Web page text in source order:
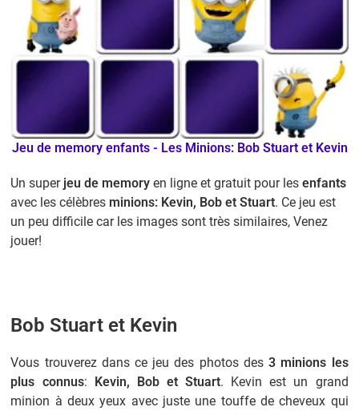
Jeu de memoryenfants - Les Minions: Bob Stuart et Kevin
Un super jeu de memory en ligne et gratuit pour lesenfants
avec les célèbres minions: Kevin, Bob et Stuart. Ce jeu est
un peu difficile car les images sont très similaires, Venez
jouer!
Bob Stuart et Kevin
Vous trouverez dans ce jeu des photos des3 minions les
plus connus: Kevin, Bob et Stuart. Kevin est un grand
minion à deux yeux avec juste une touffe de cheveux qui